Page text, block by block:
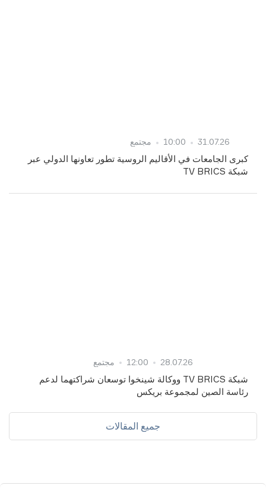
31.07.26
10:00 مجتمع
كبرى الجامعات في الأقاليم الروسية تطور تعاونها الدولي عبر
شبكة TV BRICS
28.07.26
12:00 مجتمع
شبكة TV BRICS ووكالة شينخوا توسعان شراكتهما لدعم
رئاسة الصين لمجموعة بريكس
جميع المقالات